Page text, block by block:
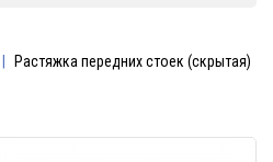
Растяжка передних стоек (скрытая)